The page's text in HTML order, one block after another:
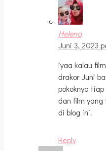
Helena
Juni 3, 2023
iyaa kalau
drakor Juni
pokoknya
dan film yang
di blog ini.
Reply